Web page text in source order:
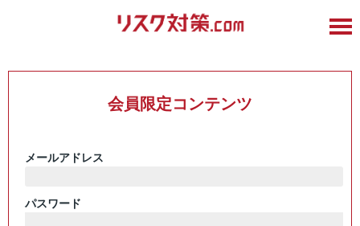
会員限定コンテンツ
メールアドレス
パスワード